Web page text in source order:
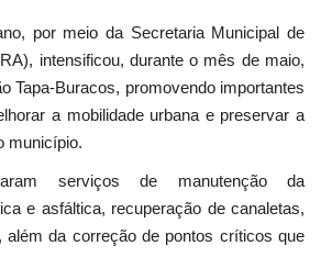
por meio da Secretaria Municipal de
intensificou, durante o mês de maio,
Tapa-Buracos, promovendo importantes
a mobilidade urbana e preservar a
município.
serviços de manutenção da
e asfáltica, recuperação de canaletas,
além da correção de pontos críticos que